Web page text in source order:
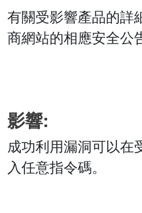
有關受影響產品的詳
商網站的相應安全公
影響:
成功利用漏洞可以在
入任意指令碼。